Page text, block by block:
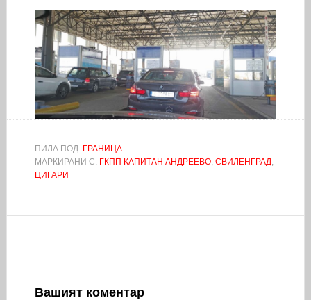
ПИЛА ПОД: ГРАНИЦА
МАРКИРАНИ С: ГКПП КАПИТАН АНДРЕЕВО, СВИЛЕНГРАД
ЦИГАРИ
Вашият коментар